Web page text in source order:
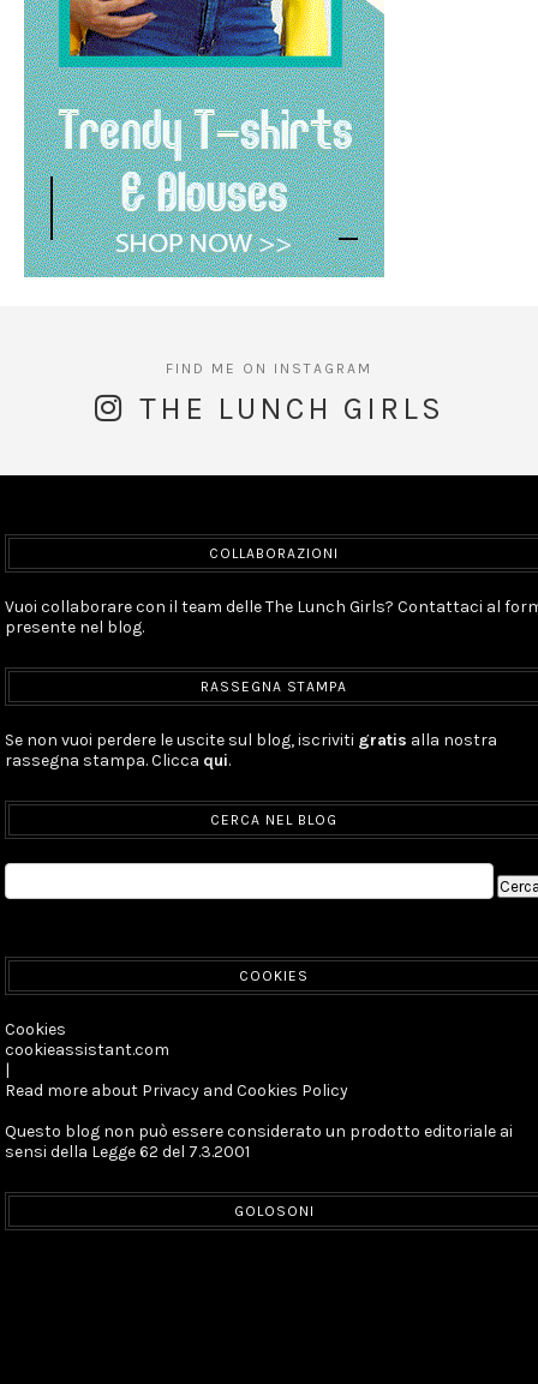
THE LUNCH GIRLS
COLLABORAZIONI
Vuoi collaborare con il team delle The Lunch Girls? Contattaci al
presente nel blog.
RASSEGNA STAMPA
Se non vuoi perdere le uscite sul blog, iscriviti gratis alla nostra
rassegna stampa. Clicca qui.
CERCA NEL BLOG
COOKIES
Cookies
cookieassistant.com
|
Read more about Privacy and Cookies Policy
Questo blog non può essere considerato un prodotto editoriale ai
sensi della Legge 62 del 7.3.2001
GOLOSONI